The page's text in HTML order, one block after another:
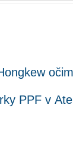
PPF v